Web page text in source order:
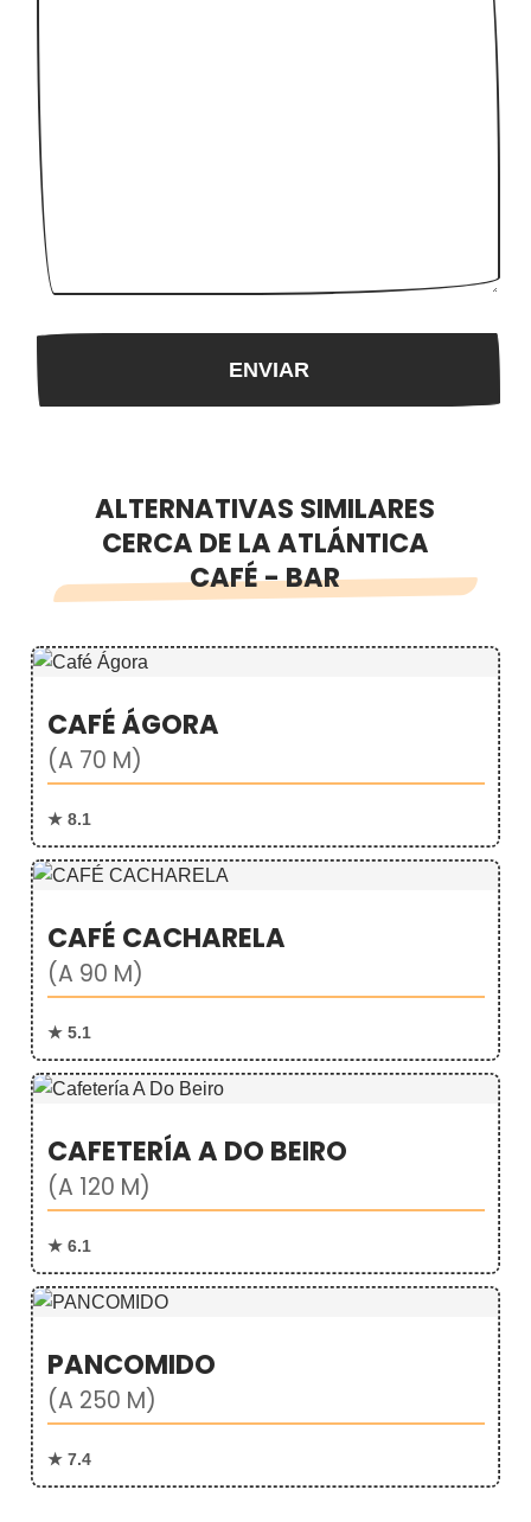
ALTERNATIVAS SIMILARES
CERCA DE LA ATLÁNTICA
CAFÉ - BAR
CAFÉ ÁGORA
(A 70 M)
★ 8.1
CAFÉ CACHARELA
(A 90 M)
★ 5.1
CAFETERÍA A DO BEIRO
(A 120 M)
★ 6.1
PANCOMIDO
(A 250 M)
★ 7.4